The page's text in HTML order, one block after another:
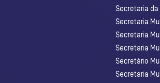
Secretaria da
Secretaria
Secretaria
Secretaria
Secretário
Secretaria